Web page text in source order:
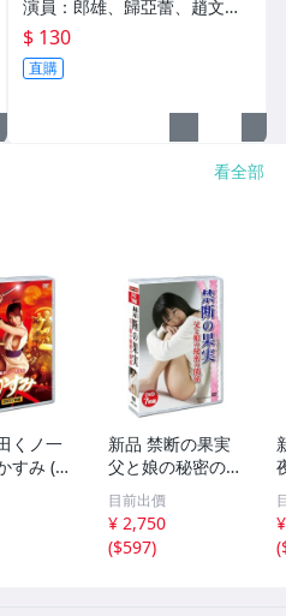
演員：郎雄、歸亞蕾、趙文
瑄、劉若英導演：張艾嘉
$ 130
直購
看全部
くノ一
すみ (D
1001-C
新品 禁断の果実
父と娘の秘密の関
係 (DVD) CPD-10
18-CM
目前出價
¥ 2,750
($597)
(